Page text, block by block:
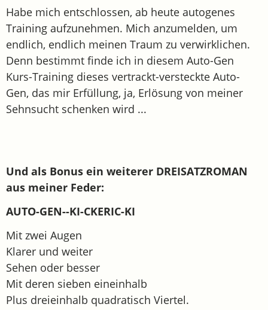
Habe mich entschlossen, ab heute autogenes
Training aufzunehmen. Mich anzumelden, um
endlich, endlich meinen Traum zu verwirklichen.
Denn bestimmt finde ich in diesem Auto-Gen
Kurs-Training dieses vertrackt-versteckte Auto-
Gen, das mir Erfüllung, ja, Erlösung von meiner
Sehnsucht schenken wird ...
Und als Bonus ein weiterer DREISATZROMAN
aus meiner Feder:
AUTO-GEN--KI-CKERIC-KI
Mit zwei Augen
Klarer und weiter
Sehen oder besser
Mit deren sieben eineinhalb
Plus dreieinhalb quadratisch Viertel.